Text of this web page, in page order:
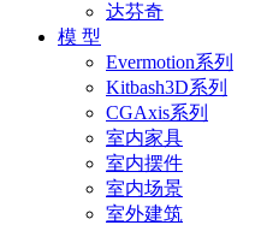
达芬奇
模 型
Evermotion系列
Kitbash3D系列
CGAxis系列
室内家具
室内摆件
室内场景
室外建筑